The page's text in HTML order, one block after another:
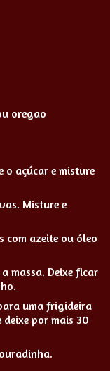
oregao
o açúcar e misture
Misture e
com azeite ou óleo
massa. Deixe ficar
uma frigideira
por mais 30